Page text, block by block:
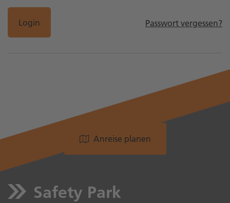
Login Passwort vergessen?
Anreise planen
Safety Park